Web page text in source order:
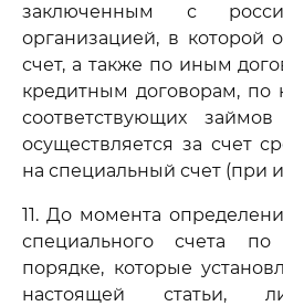
заключенным с
организацией, в которой
счет, а также по иным
кредитным договорам, по
соответствующих
осуществляется за счет
на специальный счет (при
11. До момента
специального счета
порядке, которые
настоящей статьи,